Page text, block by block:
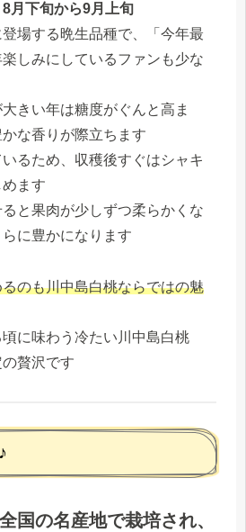
8月下旬から9月上旬
場する晩生品種で、「今年最
しみにしているファンも少な
きい年は糖度がぐんと高ま
な香りが際立ちます
るため、収穫後すぐはシャキ
ます
と果肉が少しずつ柔らかくな
に豊かになります
のも川中島白桃ならではの魅
に味わう冷たい川中島白桃
贅沢です
国の名産地で栽培され、